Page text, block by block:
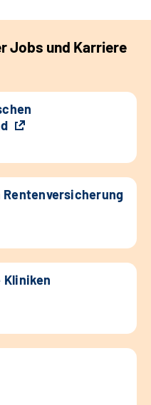
Jobs und Karriere